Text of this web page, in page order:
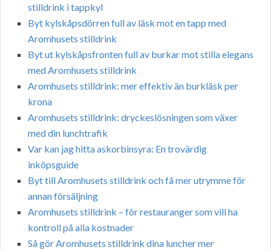
stilldrink i tappkyl
Byt kylskåpsdörren full av läsk mot en tapp med
Aromhusets stilldrink
Byt ut kylskåpsfronten full av burkar mot stilla elegans
med Aromhusets stilldrink
Aromhusets stilldrink: mer effektiv än burkläsk per
krona
Aromhusets stilldrink: dryckeslösningen som växer
med din lunchtrafik
Var kan jag hitta askorbinsyra: En trovärdig
inköpsguide
Byt till Aromhusets stilldrink och få mer utrymme för
annan försäljning
Aromhusets stilldrink – för restauranger som vill ha
kontroll på alla kostnader
Så gör Aromhusets stilldrink dina luncher mer